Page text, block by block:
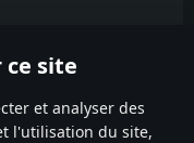
ce site
et analyser des
l'utilisation du site,